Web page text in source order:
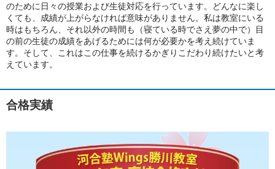
のために日々の授業および生徒対応を行っています。どんなに楽し
くても、成績が上がらなければ意味がありません。私は教室にいる
時はもちろん、それ以外の時間も（寝ている時でさえ夢の中で）目
の前の生徒の成績をあげるためには何が必要かを考え続けていま
す。そして、これはこの仕事を続けるかぎりこだわり続けたいと考
えています。
合格実績